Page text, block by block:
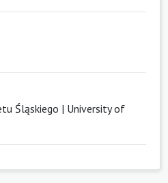
Śląskiego | University of